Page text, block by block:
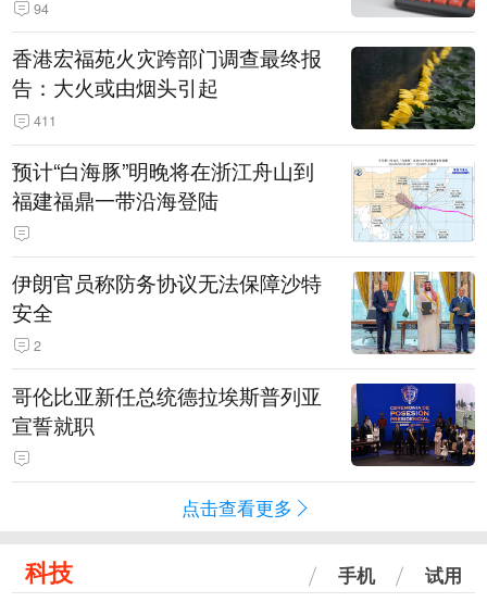
94
香港宏福苑火灾跨部门调查最终报
告：大火或由烟头引起
411
预计“白海豚”明晚将在浙江舟山到
福建福鼎一带沿海登陆
伊朗官员称防务协议无法保障沙特
安全
2
哥伦比亚新任总统德拉埃斯普列亚
宣誓就职
点击查看更多
科技 手机 试用